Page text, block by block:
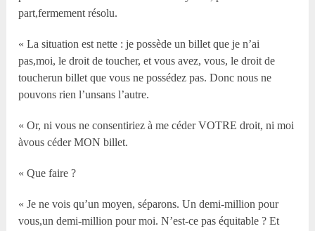
part,fermement résolu.
« La situation est nette : je possède un billet que je n’ai
pas,moi, le droit de toucher, et vous avez, vous, le droit de
toucherun billet que vous ne possédez pas. Donc nous ne
pouvons rien l’unsans l’autre.
« Or, ni vous ne consentiriez à me céder VOTRE droit, ni moi
àvous céder MON billet.
« Que faire ?
« Je ne vois qu’un moyen, séparons. Un demi-million pour
vous,un demi-million pour moi. N’est-ce pas équitable ? Et